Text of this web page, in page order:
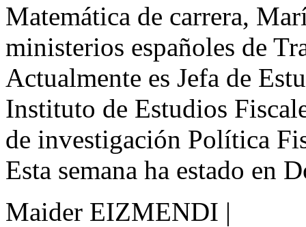
Matemática de carrera,
ministerios españoles de
Actualmente es Jefa de
Instituto de Estudios
de investigación Política
Esta semana ha estado en
Maider EIZMENDI |